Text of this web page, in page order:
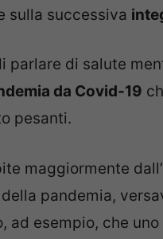
sulla successiva
parlare di salute
da Covid-19
pesanti.
maggiormente
pandemia,
ad esempio, che